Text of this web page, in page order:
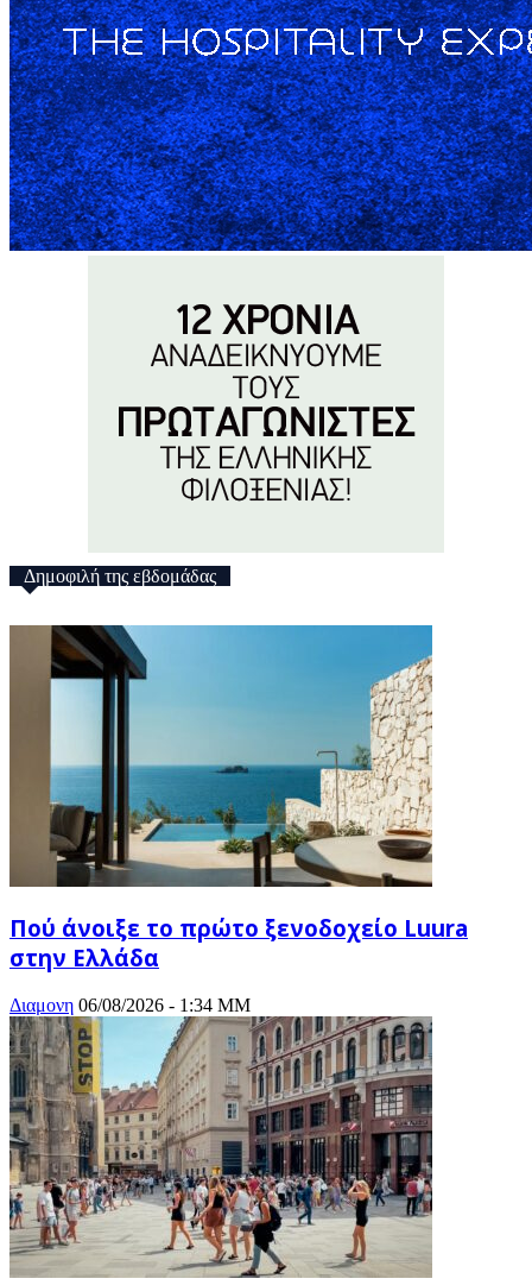
Δημοφιλή της εβδομάδας
Πού άνοιξε το πρώτο ξενοδοχείο Luura
στην Ελλάδα
Διαμονη 06/08/2026 - 1:34 ΜΜ